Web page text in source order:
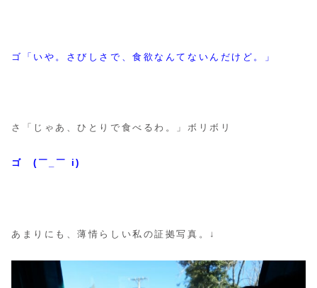
ゴ「いや。さびしさで、食欲なんてないんだけど。」
さ「じゃあ、ひとりで食べるわ。」ボリボリ
ゴ (￣_￣ i)
あまりにも、薄情らしい私の証拠写真。↓